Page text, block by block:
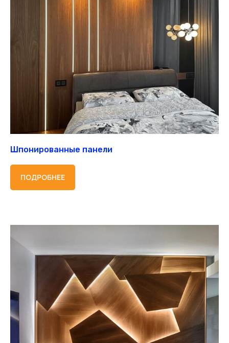
Шпонированные панели
ПОДРОБНЕЕ